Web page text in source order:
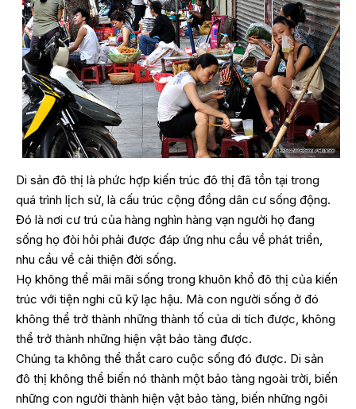
Di sản đô thị là phức hợp kiến trúc đô thị đã tồn tại trong
quá trình lịch sử, là cấu trúc cộng đồng dân cư sống động.
Đó là nơi cư trú của hàng nghìn hàng vạn người họ đang
sống họ đòi hỏi phải được đáp ứng nhu cầu về phát triển,
nhu cầu về cải thiện đời sống.
Họ không thể mãi mãi sống trong khuôn khổ đô thị của kiến
trúc với tiện nghi cũ kỹ lạc hậu. Mà con người sống ở đó
không thể trở thành những thành tố của di tích được, không
thể trở thành những hiện vật bảo tàng được.
Chúng ta không thể thắt caro cuộc sống đó được. Di sản
đô thị không thể biến nó thành một bảo tàng ngoài trời, biến
những con người thành hiện vật bảo tàng, biến những ngôi